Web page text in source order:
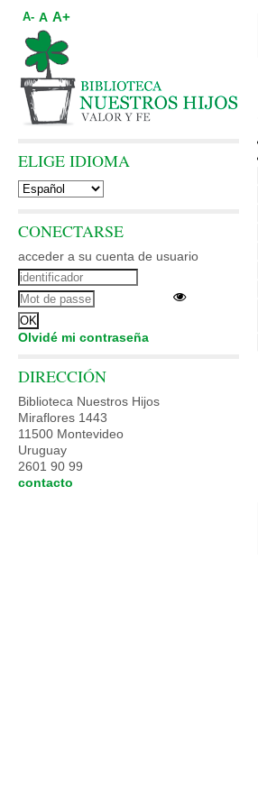
A- A A+
ELIGE IDIOMA
CONECTARSE
acceder a su cuenta de usuario
Olvidé mi contraseña
DIRECCIÓN
Biblioteca Nuestros Hijos
Miraflores 1443
11500 Montevideo
Uruguay
2601 90 99
contacto